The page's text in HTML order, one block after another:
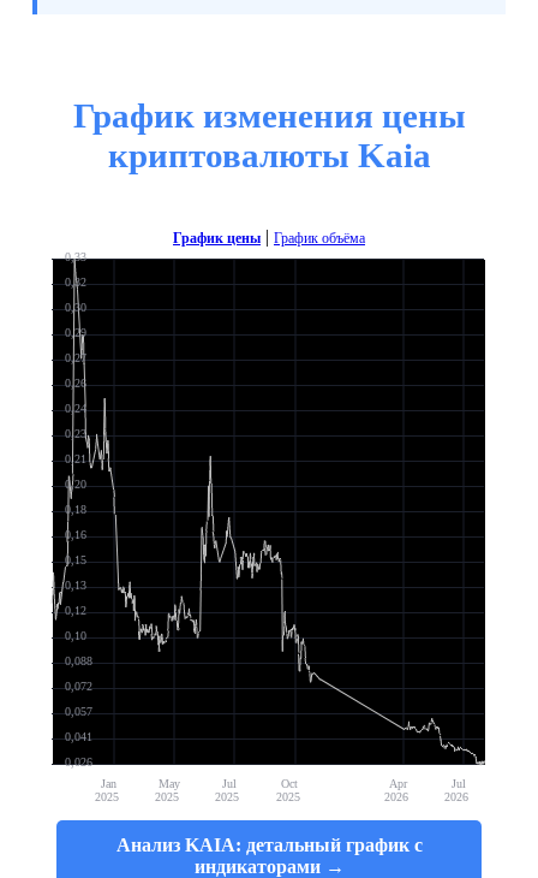
График изменения цены
криптовалюты Kaia
График цены | График объёма
0,026
0,041
0,057
0,072
0,088
0,10
0,12
0,13
0,15
0,16
0,18
0,20
0,21
0,23
0,24
0,26
0,27
0,29
0,30
0,32
0,33
Jan
2025
May
2025
Jul
2025
Oct
2025
Apr
2026
Jul
2026
Анализ KAIA: детальный график с
индикаторами →